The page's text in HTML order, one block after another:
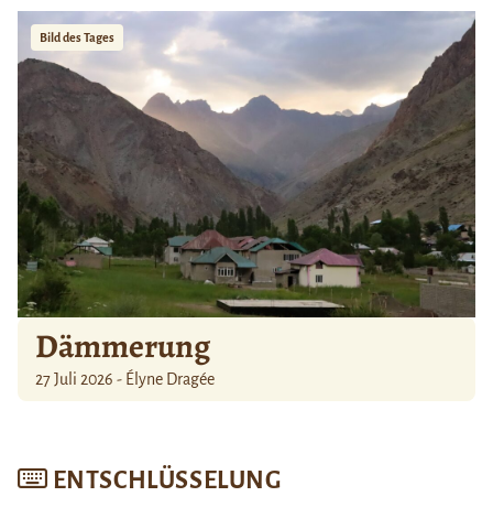
Bild des Tages
Dämmerung
27 Juli 2026 - Élyne Dragée
ENTSCHLÜSSELUNG